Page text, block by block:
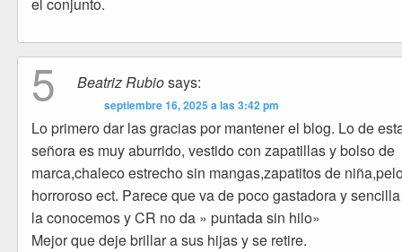
el conjunto.
5 Beatriz Rubiosays:
septiembre 16, 2025 a las 3:42 pm
Lo primero dar las gracias por mantener el blog. Lo de
señora es muy aburrido, vestido con zapatillas y bolso de
marca,chaleco estrecho sin mangas,zapatitos de
horroroso ect. Parece que va de poco gastadora y
la conocemos y CR no da » puntada sin hilo»
Mejor que deje brillar a sus hijas y se retire.